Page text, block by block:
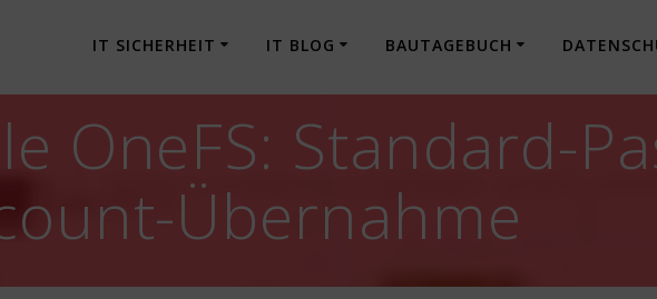
IT SICHERHEIT IT BLOG BAUTAGEBUCH
OneFS: Standard-
Übernahme